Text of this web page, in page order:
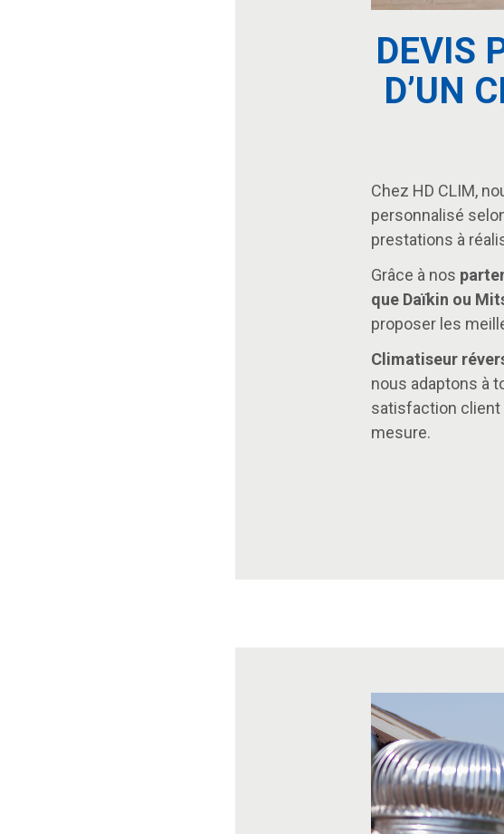
DEVIS
D’UN
Chez HD CLIM,
personnalisé
prestations à
Grâce à nos
que Daïkin ou
proposer les
Climatiseur
nous adaptons à
satisfaction client
mesure.